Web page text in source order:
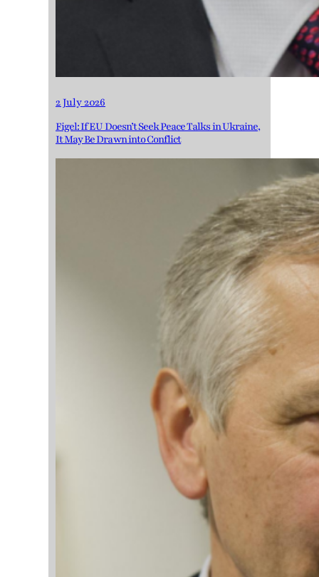
2 July 2026
Figel: If EU Doesn’t Seek Peace Talks in Ukraine,
It May Be Drawn into Conflict